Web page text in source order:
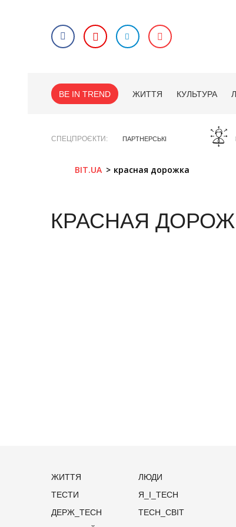
BE IN TREND ЖИТТЯ КУЛЬТУРА
СПЕЦПРОЄКТИ ПАРТНЕРСЬКІ
BIT.UA красная дорожка
КРАСНАЯ
ЖИТТЯ
ЛЮДИ
ТЕСТИ
Я_І_TECH
ДЕРЖ_TECH
TECH_СВІТ